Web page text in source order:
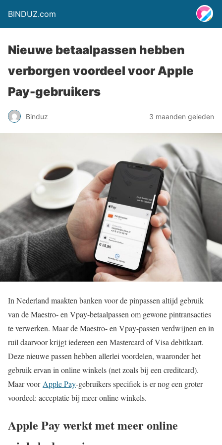
BINDUZ.com
Nieuwe betaalpassen hebben
verborgen voordeel voor Apple
Pay-gebruikers
Binduz 3 maanden geleden
In Nederland maakten banken voor de pinpassen altijd gebruik
van de Maestro- en Vpay-betaalpassen om gewone pintransacties
te verwerken. Maar de Maestro- en Vpay-passen verdwijnen en in
ruil daarvoor krijgt iedereen een Mastercard of Visa debitkaart.
Deze nieuwe passen hebben allerlei voordelen, waaronder het
gebruik ervan in online winkels (net zoals bij een creditcard).
Maar voor Apple Pay-gebruikers specifiek is er nog een groter
voordeel: acceptatie bij meer online winkels.
Apple Pay werkt met meer online